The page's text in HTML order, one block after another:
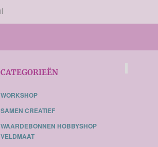
CATEGORIEËN
WORKSHOP
SAMEN CREATIEF
WAARDEBONNEN HOBBYSHOP
VELDMAAT